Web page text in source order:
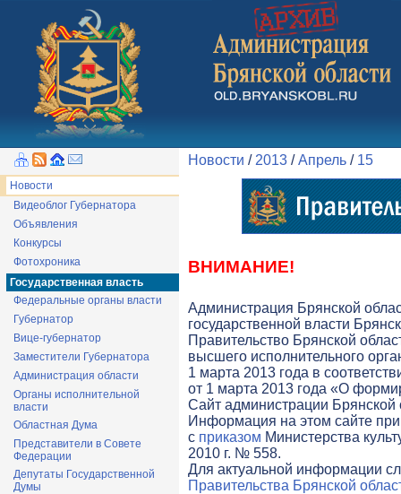
Новости
Видеоблог Губернатора
Объявления
Конкурсы
Фотохроника
Государственная власть
Федеральные органы власти
Губернатор
Вице-губернатор
Заместители Губернатора
Администрация области
Органы исполнительной
власти
Областная Дума
Представители в Совете
Федерации
Депутаты Государственной
Думы
Новости / 2013 /Апрель / 15
ВНИМАНИЕ!
Администрация Брянской
государственной власти
Правительство Брянской
высшего исполнительного
1 марта 2013 года в
от 1 марта 2013 года «О
Cайт администрации Брянской
Информация на этом сайте
с приказом Министерства
2010 г. № 558.
Для актуальной информации
Правительства Брянской